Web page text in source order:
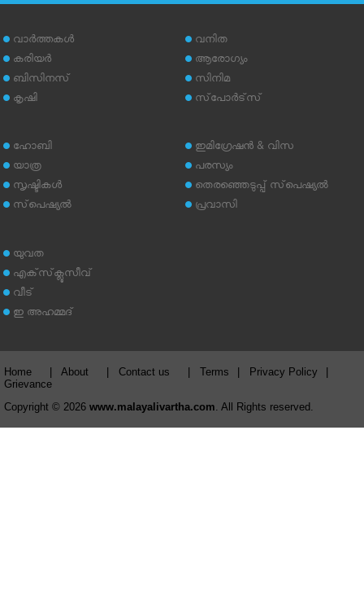
വാര്‍ത്തകള്‍
കരിയര്‍
ബിസിനസ്
കൃഷി
വനിത
ആരോഗ്യം
സിനിമ
സ്‌പോര്‍ട്‌സ്
ഹോബി
യാത്ര
സൃഷ്ടികള്‍
സ്‌പെഷ്യല്‍
ഇമിഗ്രേഷന്‍ & വിസ
പരസ്യം
തെരഞ്ഞെടുപ്പ് സ്‌പെഷ്യല്‍
പ്രവാസി
യുവത
എക്‌സ്‌ക്ലൂസീവ്
വീട്
ഇ അഹമ്മദ്‌
Home About Contact us Terms Privacy Policy
Grievance
Copyright © 2026 www.malayalivartha.com . All Rights reserved.